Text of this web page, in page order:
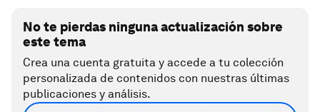
No te pierdas ninguna actualización sobre
este tema
Crea una cuenta gratuita y accede a tu colección
personalizada de contenidos con nuestras últimas
publicaciones y análisis.